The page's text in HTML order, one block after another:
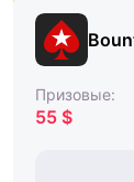
Призовые:
55 $